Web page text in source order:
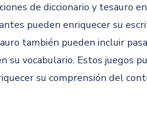
de diccionario y tesauro
pueden enriquecer su
también pueden incluir
vocabulario. Estos juegos
su comprensión del